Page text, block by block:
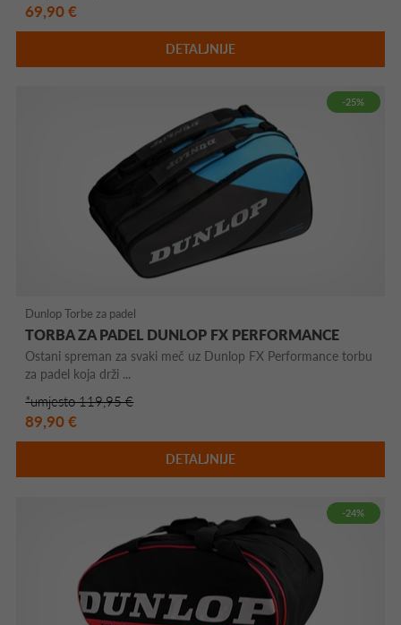
69,90 €
DETALJNIJE
-25%
Dunlop Torbe za padel
TORBA ZA PADEL DUNLOP FX PERFORMANCE
Ostani spreman za svaki meč uz Dunlop FX Performance torbu
za padel koja drži ...
*umjesto 119,95 €
89,90 €
DETALJNIJE
-24%